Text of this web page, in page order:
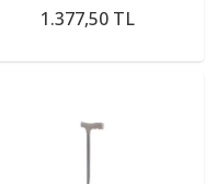
1.377,50 TL